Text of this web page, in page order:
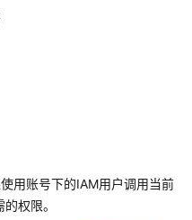
用账号下的IAM用户调用当前
权限。